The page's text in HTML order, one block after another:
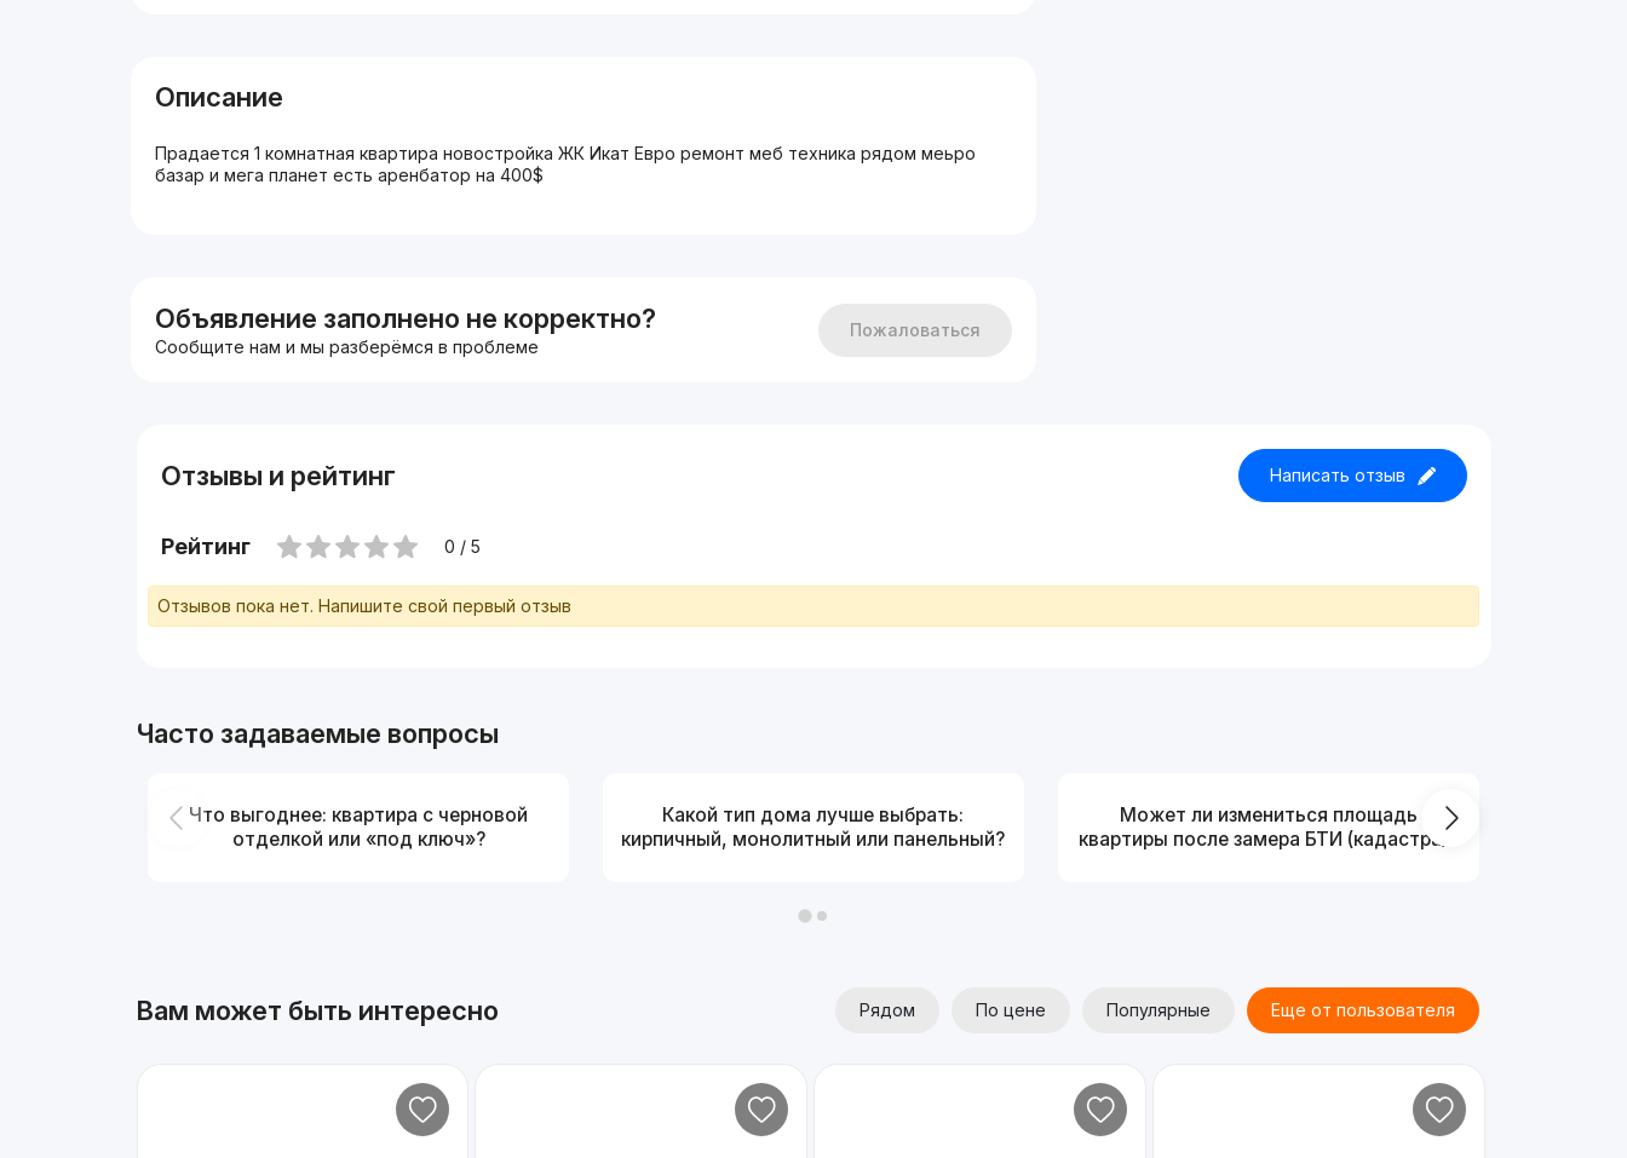
Описание
Прадается 1 комнатная квартира новостройка ЖК Икат Евро ремонт меб техника рядом меьро
базар и мега планет есть аренбатор на 400$
Объявление заполнено не корректно?
Сообщите нам и мы разберёмся в проблеме
Пожаловаться
Отзывы и рейтинг Написать отзыв
Рейтинг 0 / 5
Отзывов пока нет. Напишите свой первый отзыв
Часто задаваемые вопросы
Что выгоднее: квартира с черновой
отделкой или «под ключ»?
Какой тип дома лучше выбрать:
кирпичный, монолитный или панельный?
Может ли измениться площадь
квартиры после замера БТИ (кадастра)?
Вам может быть интересно Рядом По цене Популярные Еще от пользователя